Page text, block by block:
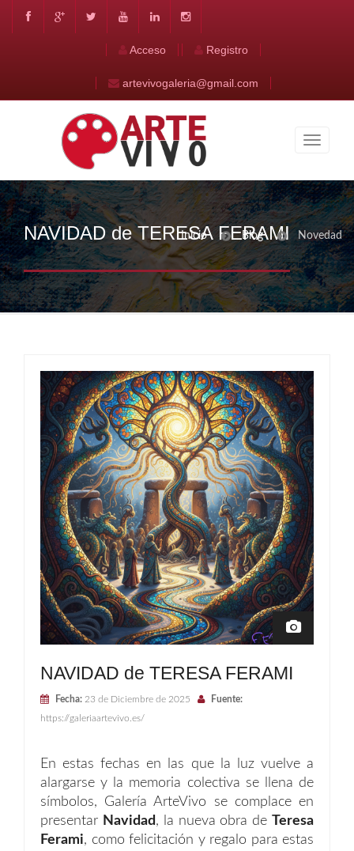
Acceso Registro
artevivogaleria@gmail.com
NAVIDAD de TERESA FERAMI
Inicio Blog Novedad
NAVIDAD de TERESA FERAMI
Fecha: 23 de Diciembre de 2025
Fuente:
https://galeriaartevivo.es/
En estas fechas en las que la luz vuelve a
alargarse y la memoria colectiva se llena de
símbolos, Galería ArteVivo se complace en
presentar Navidad, la nueva obra deTeresa
Ferami, como felicitación y regalo para estas